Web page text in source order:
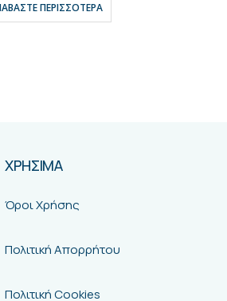
ΠΕΡΙΣΣΌΤΕΡΑ
ΧΡΗΣΙΜΑ
Όροι Χρήσης
Πολιτική Απορρήτου
Πολιτική Cookies